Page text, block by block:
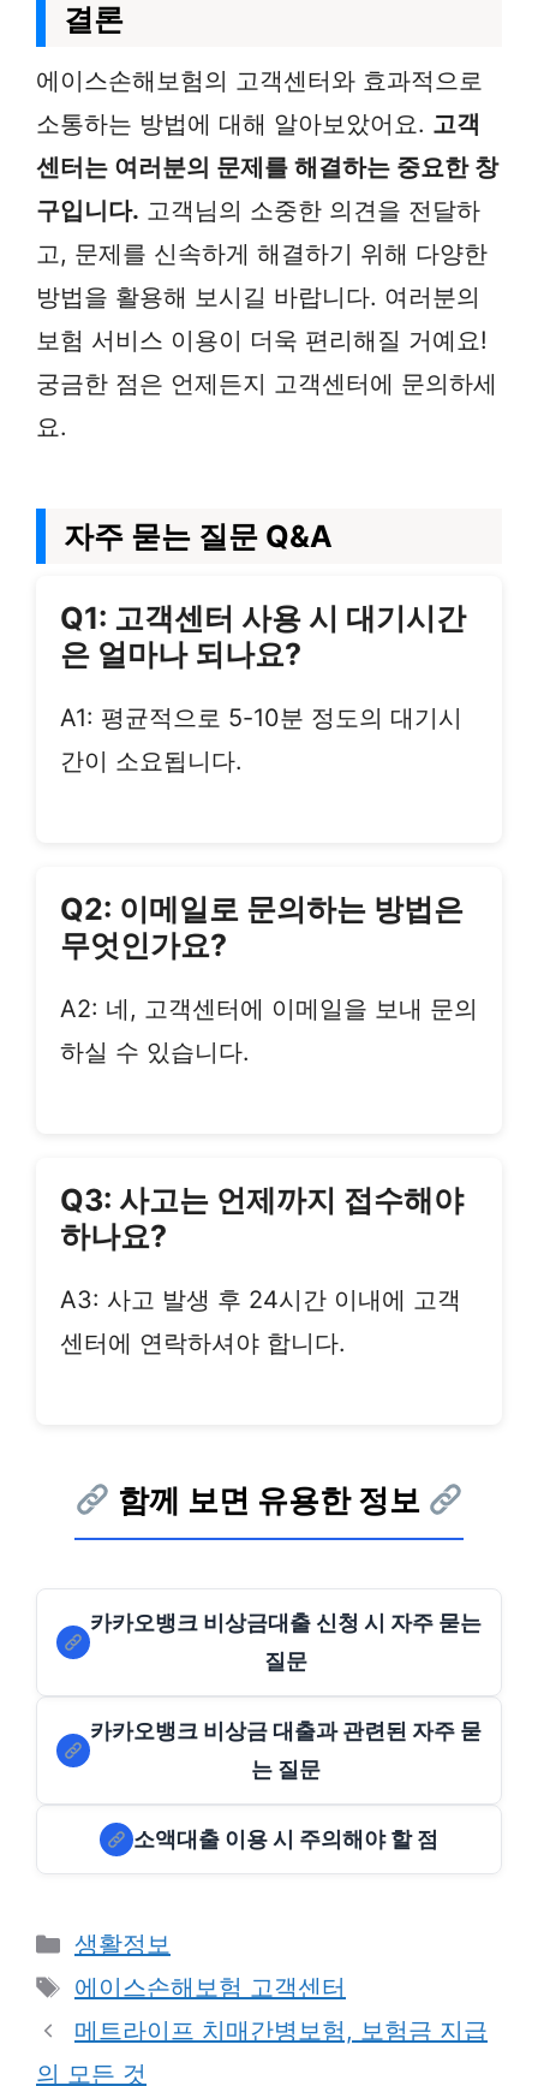
결론
에이스손해보험의 고객센터와 효과적으로
소통하는 방법에 대해 알아보았어요. 고객
센터는 여러분의 문제를 해결하는 중요한 창
구입니다. 고객님의 소중한 의견을 전달하
고, 문제를 신속하게 해결하기 위해 다양한
방법을 활용해 보시길 바랍니다. 여러분의
보험 서비스 이용이 더욱 편리해질 거예요!
궁금한 점은 언제든지 고객센터에 문의하세
요.
자주 묻는 질문 Q&A
Q1: 고객센터 사용 시 대기시간
은 얼마나 되나요?
A1: 평균적으로 5-10분 정도의 대기시
간이 소요됩니다.
Q2: 이메일로 문의하는 방법은
무엇인가요?
A2: 네, 고객센터에 이메일을 보내 문의
하실 수 있습니다.
Q3: 사고는 언제까지 접수해야
하나요?
A3: 사고 발생 후 24시간 이내에 고객
센터에 연락하셔야 합니다.
함께 보면 유용한 정보
카카오뱅크 비상금대출 신청 시 자주 묻는
질문
카카오뱅크 비상금 대출과 관련된 자주 묻
는 질문
소액대출 이용 시 주의해야 할 점
Categories
생활정보
Tags
에이스손해보험 고객센터
메트라이프 치매간병보험, 보험금 지급
의 모든 것